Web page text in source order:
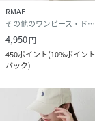
RMAF
その他のワンピース・ドレス
4,950円
450ポイント(10%ポイント
バック)